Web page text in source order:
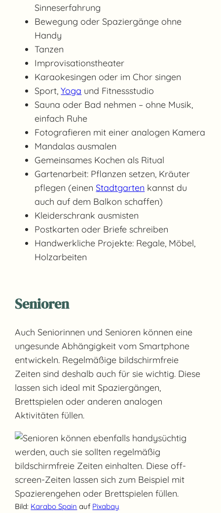
Sinneserfahrung
Bewegung oder Spaziergänge ohne
Handy
Tanzen
Improvisationstheater
Karaokesingen oder im Chor singen
Sport,Yoga und Fitnessstudio
Sauna oder Bad nehmen – ohne Musik,
einfach Ruhe
Fotografieren mit einer analogen Kamera
Mandalas ausmalen
Gemeinsames Kochen als Ritual
Gartenarbeit: Pflanzen setzen, Kräuter
pflegen (einenStadtgarten kannst du
auch auf dem Balkon schaffen)
Kleiderschrank ausmisten
Postkarten oder Briefe schreiben
Handwerkliche Projekte: Regale, Möbel,
Holzarbeiten
Senioren
Auch Seniorinnen und Senioren können eine
ungesunde Abhängigkeit vom Smartphone
entwickeln. Regelmäßige bildschirmfreie
Zeiten sind deshalb auch für sie wichtig. Diese
lassen sich ideal mit Spaziergängen,
Brettspielen oder anderen analogen
Aktivitäten füllen.
Bild: Karabo Spain auf Pixabay